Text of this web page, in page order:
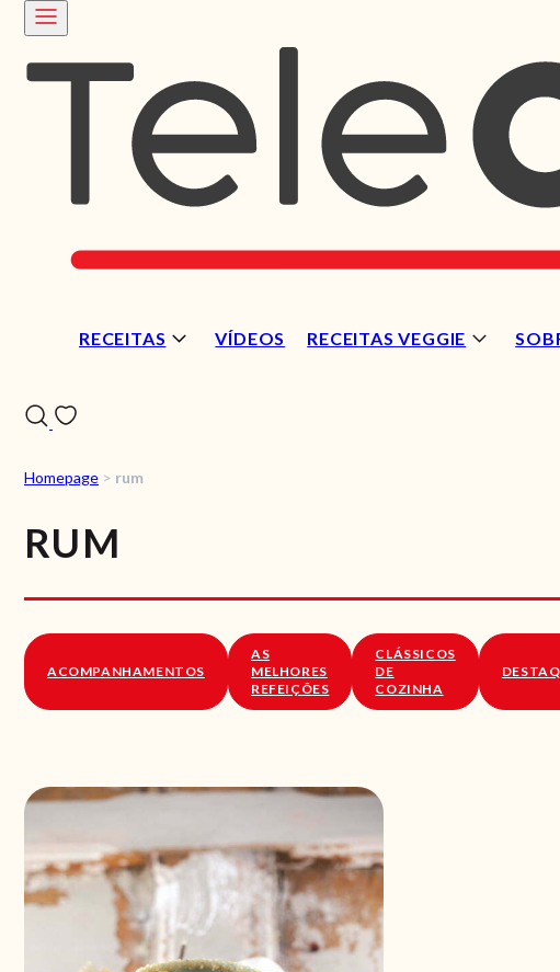
RECEITAS VÍDEOS RECEITAS VEGGIE
Homepage > rum
RUM
ACOMPANHAMENTOS
AS
MELHORES
REFEIÇÕES
CLÁSSICOS
DE
COZINHA